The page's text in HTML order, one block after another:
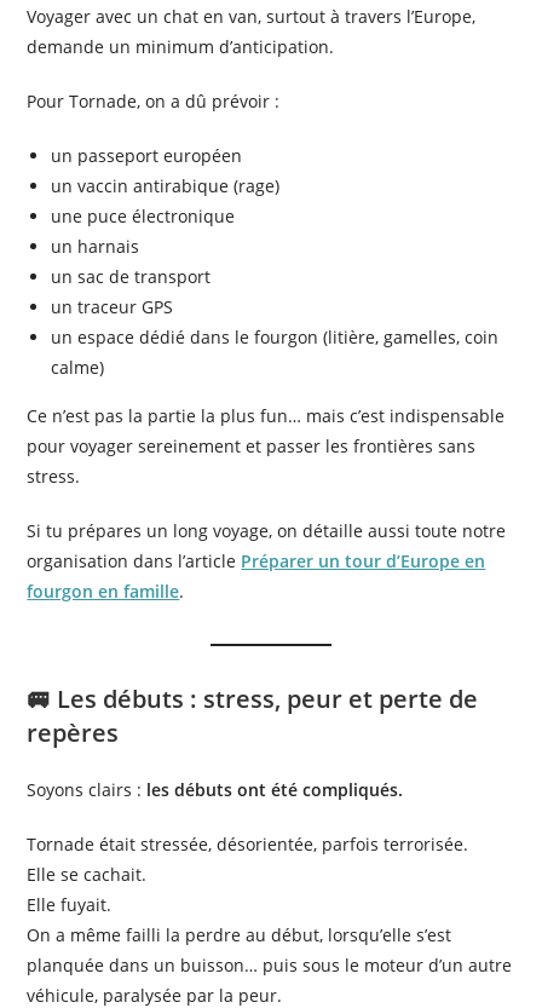
Voyager avec un chat en van, surtout à travers l’Europe,
demande un minimum d’anticipation.
Pour Tornade, on a dû prévoir :
un passeport européen
un vaccin antirabique (rage)
une puce électronique
un harnais
un sac de transport
un traceur GPS
un espace dédié dans le fourgon (litière, gamelles, coin
calme)
Ce n’est pas la partie la plus fun… mais c’est indispensable
pour voyager sereinement et passer les frontières sans
stress.
Si tu prépares un long voyage, on détaille aussi toute notre
organisation dans l’article Préparer un tour d’Europe en
fourgon en famille.
🚐 Les débuts : stress, peur et perte de
repères
Soyons clairs : les débuts ont été compliqués.
Tornade était stressée, désorientée, parfois terrorisée.
Elle se cachait.
Elle fuyait.
On a même failli la perdre au début, lorsqu’elle s’est
planquée dans un buisson… puis sous le moteur d’un autre
véhicule, paralysée par la peur.